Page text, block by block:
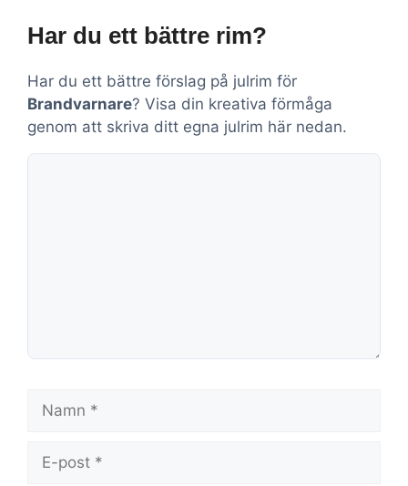
Har du ett bättre rim?
Har du ett bättre förslag på julrim för
Brandvarnare? Visa din kreativa förmåga
genom att skriva ditt egna julrim här nedan.
Kommentar
post